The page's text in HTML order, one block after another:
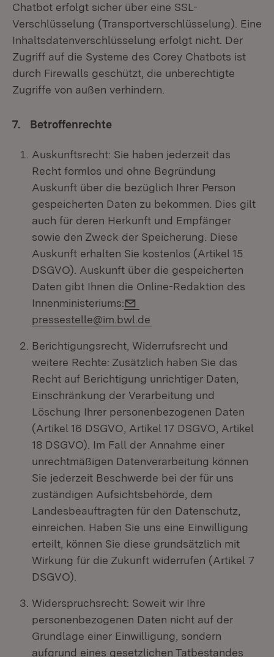
Chatbot erfolgt sicher über eine SSL-
Verschlüsselung (Transportverschlüsselung). Eine
Inhaltsdatenverschlüsselung erfolgt nicht. Der
Zugriff auf die Systeme des Corey Chatbots ist
durch Firewalls geschützt, die unberechtigte
Zugriffe von außen verhindern.
7. Betroffenrechte
Auskunftsrecht: Sie haben jederzeit das
Recht formlos und ohne Begründung
Auskunft über die bezüglich Ihrer Person
gespeicherten Daten zu bekommen. Dies gilt
auch für deren Herkunft und Empfänger
sowie den Zweck der Speicherung. Diese
Auskunft erhalten Sie kostenlos (Artikel 15
DSGVO). Auskunft über die gespeicherten
Daten gibt Ihnen die Online-Redaktion des
Innenministeriums:
pressestelle@im.bwl.de
Berichtigungsrecht, Widerrufsrecht und
weitere Rechte: Zusätzlich haben Sie das
Recht auf Berichtigung unrichtiger Daten,
Einschränkung der Verarbeitung und
Löschung Ihrer personenbezogenen Daten
(Artikel 16 DSGVO, Artikel 17 DSGVO, Artikel
18 DSGVO). Im Fall der Annahme einer
unrechtmäßigen Datenverarbeitung können
Sie jederzeit Beschwerde bei der für uns
zuständigen Aufsichtsbehörde, dem
Landesbeauftragten für den Datenschutz,
einreichen. Haben Sie uns eine Einwilligung
erteilt, können Sie diese grundsätzlich mit
Wirkung für die Zukunft widerrufen (Artikel 7
DSGVO).
Widerspruchsrecht: Soweit wir Ihre
personenbezogenen Daten nicht auf der
Grundlage einer Einwilligung, sondern
aufgrund eines gesetzlichen Tatbestandes